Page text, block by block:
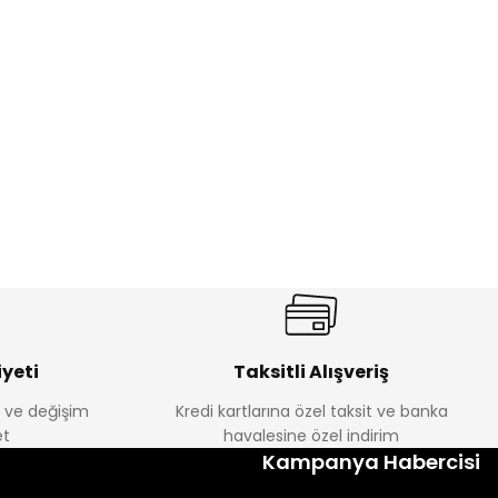
Melra Kız Çocuk Kot Pantolon
%22
Koren Kız Çocuk ve Bebek Tayt
ve değişim
Taksitli Alışveriş
Kredi kartlarına özel taksit ve banka
havalesine özel indirim
Kampanya Habercisi